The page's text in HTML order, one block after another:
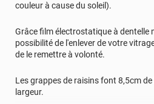
couleur à cause du soleil).
Grâce film électrostatique à dentelle
possibilité de l'enlever de votre
de le remettre à volonté.
Les grappes de raisins font 8,5cm
largeur.